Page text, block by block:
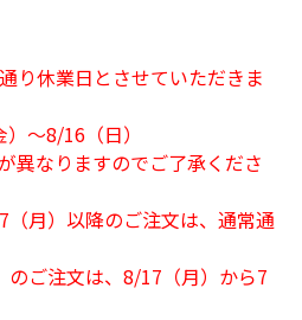
り休業日とさせていただきま
～8/16（日）
異なりますのでご了承くださ
（月）以降のご注文は、通常通
のご注文は、8/17（月）から7